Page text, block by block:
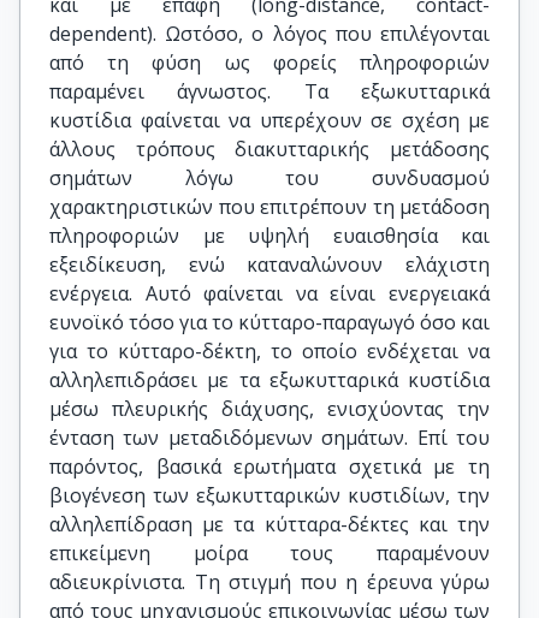
dependent). Ωστόσο, ο λόγος που επιλέγονται
από τη φύση ως φορείς πληροφοριών
παραμένει άγνωστος. Τα εξωκυτταρικά
κυστίδια φαίνεται να υπερέχουν σε σχέση με
άλλους τρόπους διακυτταρικής μετάδοσης
σημάτων λόγω του συνδυασμού
χαρακτηριστικών που επιτρέπουν τη μετάδοση
πληροφοριών με υψηλή ευαισθησία και
εξειδίκευση, ενώ καταναλώνουν ελάχιστη
ενέργεια. Αυτό φαίνεται να είναι ενεργειακά
ευνοϊκό τόσο για το κύτταρο-παραγωγό όσο και
για το κύτταρο-δέκτη, το οποίο ενδέχεται να
αλληλεπιδράσει με τα εξωκυτταρικά κυστίδια
μέσω πλευρικής διάχυσης, ενισχύοντας την
ένταση των μεταδιδόμενων σημάτων. Επί του
παρόντος, βασικά ερωτήματα σχετικά με τη
βιογένεση των εξωκυτταρικών κυστιδίων, την
αλληλεπίδραση με τα κύτταρα-δέκτες και την
επικείμενη μοίρα τους παραμένουν
αδιευκρίνιστα. Τη στιγμή που η έρευνα γύρω
από τους μηχανισμούς επικοινωνίας μέσω των